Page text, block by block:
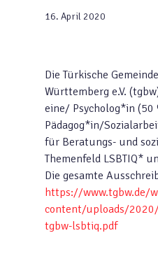
16. April 2020
Die Türkische
Württemberg e.V.
eine/ Psycholog*in (50
Pädagog*in/
für Beratungs- und
Themenfeld LSBTIQ*
Die gesamte
https://www.tgbw.de/
content/uploads/
tgbw-lsbtiq.pdf